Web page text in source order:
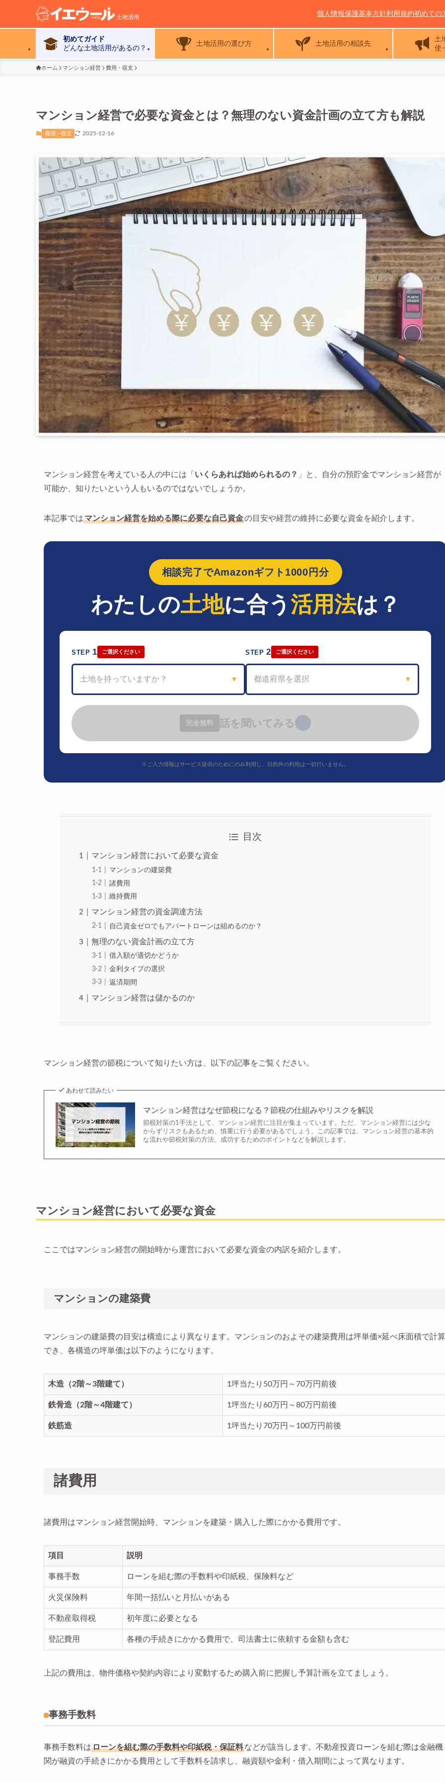
初めてガイド
どんな土地活用があるの？
土地活用の選び方 土地活用の相談先
土
使
個人情報保護基本方針利用規約初めての
ホーム マンション経営 費用・収支
マンション経営で必要な資金とは？無理のない資金計画の立て方も解説
費用・収支 2025-12-16
マンション経営を考えている人の中には「 いくらあれば始められるの？ 」と、自分の預貯金でマンション経営が
可能か、知りたいという人もいるのではないでしょうか。
本記事ではマンション経営を始める際に必要な自己資金の目安や経営の維持に必要な資金を紹介します。
相談完了でAmazonギフト1000円分
わたしの土地に合う 活用法は？
STEP 1 ご選択ください
土地を持っていますか？ ▼
STEP2 ご選択ください
都道府県を選択 ▼
完全無料 話を聞いてみる
※ご入力情報はサービス提供のためにのみ利用し、目的外の利用は一切行いません。
目次
マンション経営において必要な資金
マンションの建築費
諸費用
維持費用
マンション経営の資金調達方法
自己資金ゼロでもアパートローンは組めるのか？
無理のない資金計画の立て方
借入額が適切かどうか
金利タイプの選択
返済期間
マンション経営は儲かるのか
マンション経営の節税について知りたい方は、以下の記事をご覧ください。
あわせて読みたい
マンション経営はなぜ節税になる？節税の仕組みやリスクを解説
節税対策の1手法として、マンション経営に注目が集まっています。ただ、マンション経営には少な
からずリスクもあるため、慎重に行う必要があるでしょう。この記事では、マンション経営の基本的
な流れや節税対策の方法、成功するためのポイントなどを解説します。
マンション経営において必要な資金
ここではマンション経営の開始時から運営において必要な資金の内訳を紹介します。
マンションの建築費
マンションの建築費の目安は構造により異なります。マンションのおよその建築費用は坪単価×延べ床面積で計算
でき、各構造の坪単価は以下のようになります。
木造（2階～3階建て） 1坪当たり50万円～70万円前後
鉄骨造（2階～4階建て） 1坪当たり60万円～80万円前後
鉄筋造 1坪当たり70万円～100万円前後
諸費用
諸費用はマンション経営開始時、マンションを建築・購入した際にかかる費用です。
項目 説明
事務手数 ローンを組む際の手数料や印紙税、保険料など
火災保険料 年間一括払いと月払いがある
不動産取得税 初年度に必要となる
登記費用 各種の手続きにかかる費用で、司法書士に依頼する金額も含む
上記の費用は、物件価格や契約内容により変動するため購入前に把握し予算計画を立てましょう。
事務手数料
事務手数料はローンを組む際の手数料や印紙税・保証料などが該当します。不動産投資ローンを組む際は金融機
関が融資の手続きにかかる費用として手数料を請求し、融資額や金利・借入期間によって異なります。